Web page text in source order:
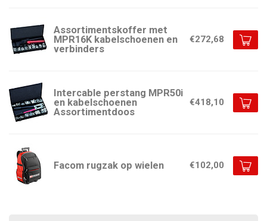
Assortimentskoffer met
MPR16K kabelschoenen en
verbinders
€272,68
Intercable perstang MPR50i
en kabelschoenen
Assortimentdoos
€418,10
Facom rugzak op wielen €102,00